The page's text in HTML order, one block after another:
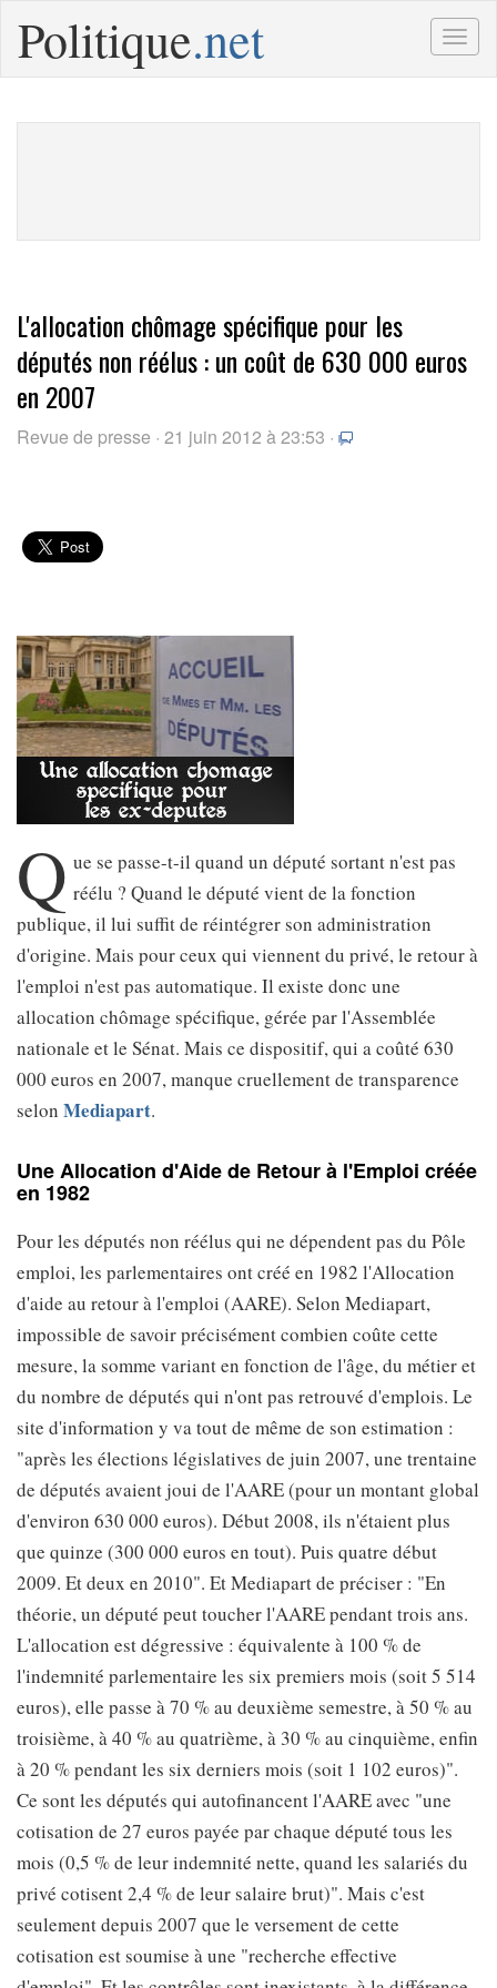
Politique.net
L'allocation chômage spécifique pour les
députés non réélus : un coût de 630 000 euros
en 2007
Revue de presse · 21 juin 2012 à 23:53 ·
Q ue se passe-t-il quand un député sortant n'est pas
réélu ? Quand le député vient de la fonction
publique, il lui suffit de réintégrer son administration
d'origine. Mais pour ceux qui viennent du privé, le retour à
l'emploi n'est pas automatique. Il existe donc une
allocation chômage spécifique, gérée par l'Assemblée
nationale et le Sénat. Mais ce dispositif, qui a coûté 630
000 euros en 2007, manque cruellement de transparence
selon Mediapart.
Une Allocation d'Aide de Retour à l'Emploi créée
en 1982
Pour les députés non réélus qui ne dépendent pas du Pôle
emploi, les parlementaires ont créé en 1982 l'Allocation
d'aide au retour à l'emploi (AARE). Selon Mediapart,
impossible de savoir précisément combien coûte cette
mesure, la somme variant en fonction de l'âge, du métier et
du nombre de députés qui n'ont pas retrouvé d'emplois. Le
site d'information y va tout de même de son estimation :
"après les élections législatives de juin 2007, une trentaine
de députés avaient joui de l'AARE (pour un montant global
d'environ 630 000 euros). Début 2008, ils n'étaient plus
que quinze (300 000 euros en tout). Puis quatre début
2009. Et deux en 2010". Et Mediapart de préciser : "En
théorie, un député peut toucher l'AARE pendant trois ans.
L'allocation est dégressive : équivalente à 100 % de
l'indemnité parlementaire les six premiers mois (soit 5 514
euros), elle passe à 70 % au deuxième semestre, à 50 % au
troisième, à 40 % au quatrième, à 30 % au cinquième, enfin
à 20 % pendant les six derniers mois (soit 1 102 euros)".
Ce sont les députés qui autofinancent l'AARE avec "une
cotisation de 27 euros payée par chaque député tous les
mois (0,5 % de leur indemnité nette, quand les salariés du
privé cotisent 2,4 % de leur salaire brut)". Mais c'est
seulement depuis 2007 que le versement de cette
cotisation est soumise à une "recherche effective